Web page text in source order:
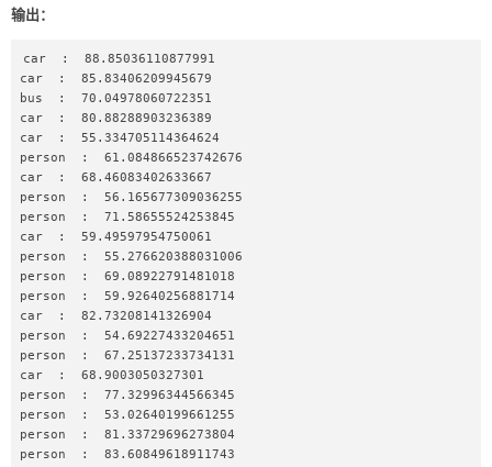
# iterating through the items found in the image
for eachItem in recognition:
eachItem["percentage_probability"])
输出：
car  :  88.85036110877991
car  :  85.83406209945679
bus  :  70.04978060722351
car  :  80.88288903236389
car  :  55.334705114364624
person  :  61.084866523742676
car  :  68.46083402633667
person  :  56.165677309036255
person  :  71.58655524253845
car  :  59.49597954750061
person  :  55.276620388031006
person  :  69.08922791481018
person  :  59.92640256881714
car  :  82.73208141326904
person  :  54.69227433204651
person  :  67.25137233734131
car  :  68.9003050327301
person  :  77.32996344566345
person  :  53.02640199661255
person  :  81.33729696273804
person  :  83.60849618911743